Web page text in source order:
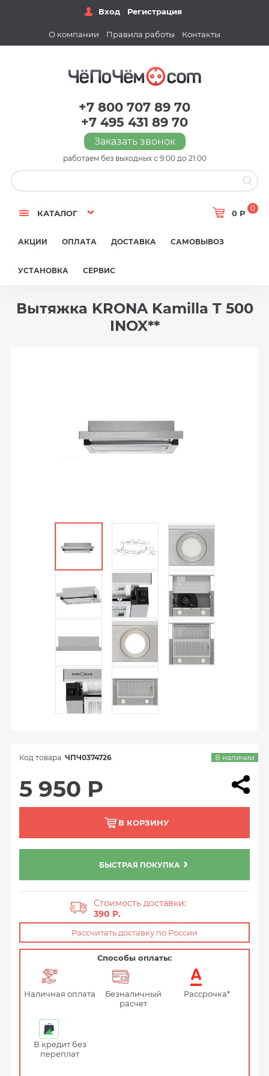
Вход Регистрация
О компании Правила работы Контакты
+7 800 707 89 70
+7 495 431 89 70
Заказать звонок
работаем без выходных с 9:00 до 21:00
КАТАЛОГ 0 Р
0
АКЦИИ ОПЛАТА ДОСТАВКА САМОВЫВОЗ
УСТАНОВКА СЕРВИС
Вытяжка KRONA Kamilla T 500
INOX**
Код товара: ЧПЧ0374726 В наличии
5 950 Р
В КОРЗИНУ
БЫСТРАЯ ПОКУПКА
Стоимость доставки:
390 P.
Рассчитать доставку по России
Способы оплаты:
Наличная оплата
Безналичный
расчет
Рассрочка*
В кредит без
переплат